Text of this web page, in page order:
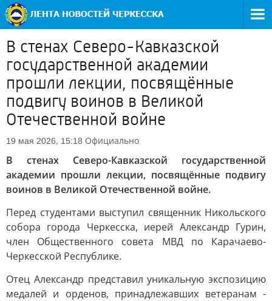
В стенах Северо-Кавказской
государственной академии
прошли лекции, посвящённые
подвигу воинов в Великой
Отечественной войне
19 мая 2026, 15:18 Официально
В стенах Северо-Кавказской государственной
академии прошли лекции, посвящённые подвигу
воинов в Великой Отечественной войне.
Перед студентами выступил священник Никольского
собора города Черкесска, иерей Александр Гурин,
член Общественного совета МВД по Карачаево-
Черкесской Республике.
Отец Александр представил уникальную экспозицию
медалей и орденов, принадлежавших ветеранам -